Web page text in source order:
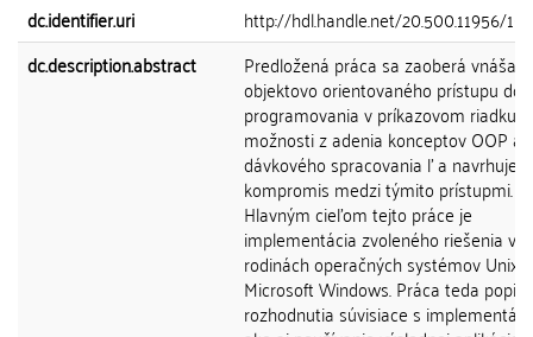
dc.identifier.uri
http://hdl.handle.net/20.500.11956/
dc.description.abstract
Predložená práca sa zaoberá
objektovo orientovaného prístupu do
programovania v príkazovom riadku.
možnosti z adenia konceptov OOP a
dávkového spracovania ľ a navrhuje
kompromis medzi týmito prístupmi.
Hlavným cieľom tejto práce je
implementácia zvoleného riešenia v
rodinách operačných systémov Unix a
Microsoft Windows. Práca teda
rozhodnutia súvisiace s